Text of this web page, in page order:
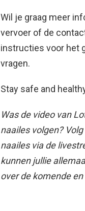
Wil je graag meer
vervoer of de
instructies voor het
vragen.
Stay safe and
Was de video van
naailes volgen?
naailes via de
kunnen jullie
over de komende